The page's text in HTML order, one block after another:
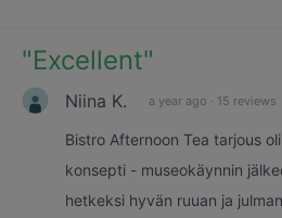
"Excellent"
Niina K. a year ago · 15 reviews
Bistro Afternoon Tea tarjous
konsepti - museokäynnin
hetkeksi hyvän ruuan ja